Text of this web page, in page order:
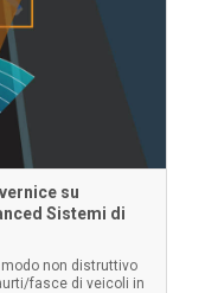
del corpo del
su
Sistemi di
non distruttivo
fasce di veicoli in